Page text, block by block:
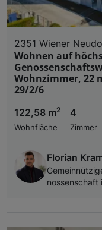
2351 Wiener
Wohnen auf
Wohnzimmer, 22
29/2/6
122,58 m2
Wohnfläche
4
Zimmer
Florian
nos­sen­schaft